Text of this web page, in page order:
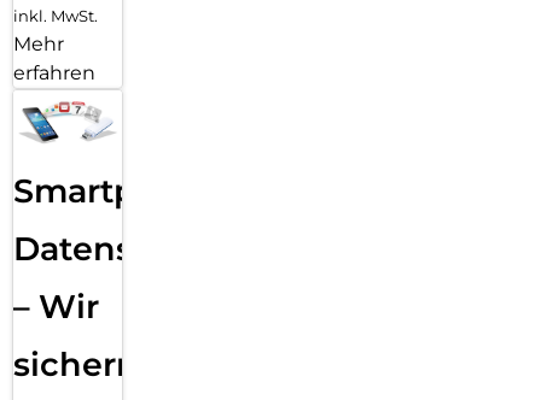
inkl. MwSt.
Mehr
erfahren
Smartphone
Datensicherung
– Wir
sichern